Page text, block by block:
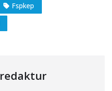
Fspkep
redaktur